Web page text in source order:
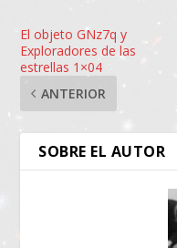
El objeto GNz7q y
Exploradores de las
estrellas 1×04
ANTERIOR
SOBRE EL AUTOR